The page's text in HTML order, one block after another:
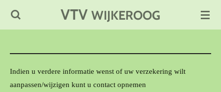
Ga
VTV WIJKEROOG
Indien u verdere informatie wenst of uw verzekering wilt
aanpassen/wijzigen kunt u contact opnemen